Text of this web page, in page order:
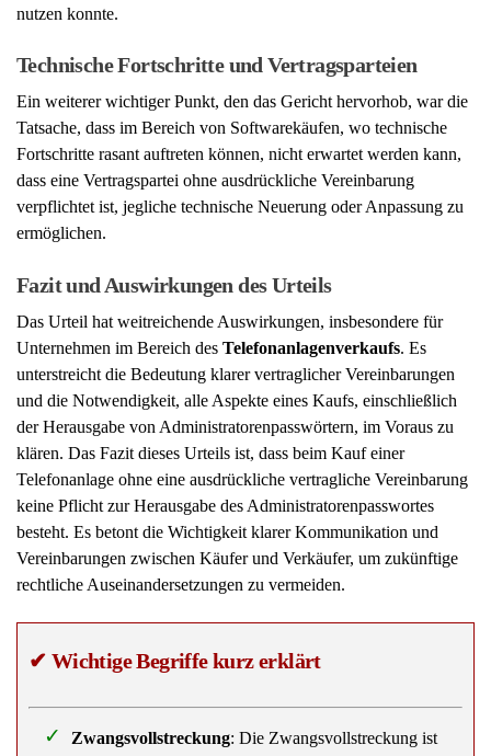
Ein weiterer wichtiger Punkt, den das Gericht hervorhob, war die
Tatsache, dass im Bereich von Softwarekäufen, wo technische
Fortschritte rasant auftreten können, nicht erwartet werden kann,
dass eine Vertragspartei ohne ausdrückliche Vereinbarung
verpflichtet ist, jegliche technische Neuerung oder Anpassung zu
ermöglichen.
Das Urteil hat weitreichende Auswirkungen, insbesondere für
Unternehmen im Bereich desTelefonanlagenverkaufs. Es
unterstreicht die Bedeutung klarer vertraglicher Vereinbarungen
und die Notwendigkeit, alle Aspekte eines Kaufs, einschließlich
der Herausgabe von Administratorenpasswörtern, im Voraus zu
klären. Das Fazit dieses Urteils ist, dass beim Kauf einer
Telefonanlage ohne eine ausdrückliche vertragliche Vereinbarung
keine Pflicht zur Herausgabe des Administratorenpasswortes
besteht. Es betont die Wichtigkeit klarer Kommunikation und
Vereinbarungen zwischen Käufer und Verkäufer, um zukünftige
rechtliche Auseinandersetzungen zu vermeiden.
ein rechtlicher Prozess, der von einem Gläubiger